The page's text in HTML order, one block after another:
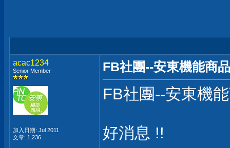
acac1234
Senior Member
加入日期: Jul 2011
文章: 1,236
FB社團--安東機能商
FB社團--安東機
好消息 !!